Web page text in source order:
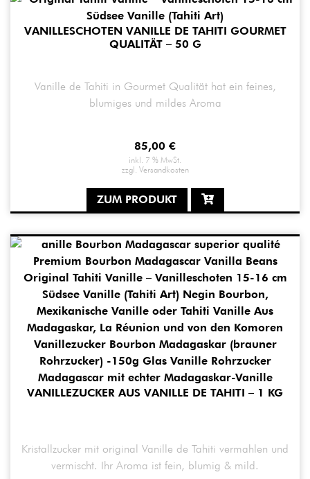
VANILLESCHOTEN VANILLE DE TAHITI GOURMET
QUALITÄT – 50 G
Vanille de Tahiti in Gourmet Qualität hat ein feines,
blumiges und mildes Aroma
85,00 €
inkl. 7 % MwSt.
zzgl. Versandkosten
ZUM PRODUKT
VANILLEZUCKER AUS VANILLE DE TAHITI – 1 KG
Kristallzucker mit original Vanille de Tahiti vermahlen und
vermischt. Ihr Aroma ist fein, blumig & mild.